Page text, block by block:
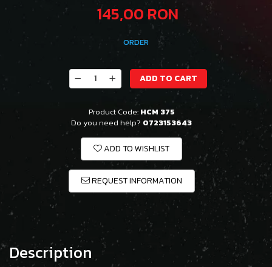
145,00 RON
ORDER
ADD TO CART
Product Code: HCM 375
Do you need help? 0723153643
ADD TO WISHLIST
REQUEST INFORMATION
Description